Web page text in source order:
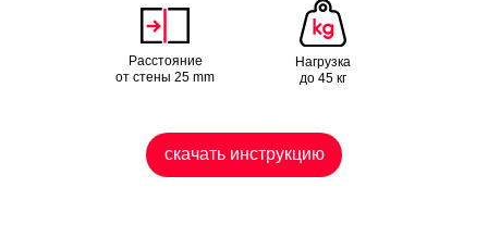
Нагрузка
до 45 кг
Расстояние
от стены 25 mm
скачать инструкцию